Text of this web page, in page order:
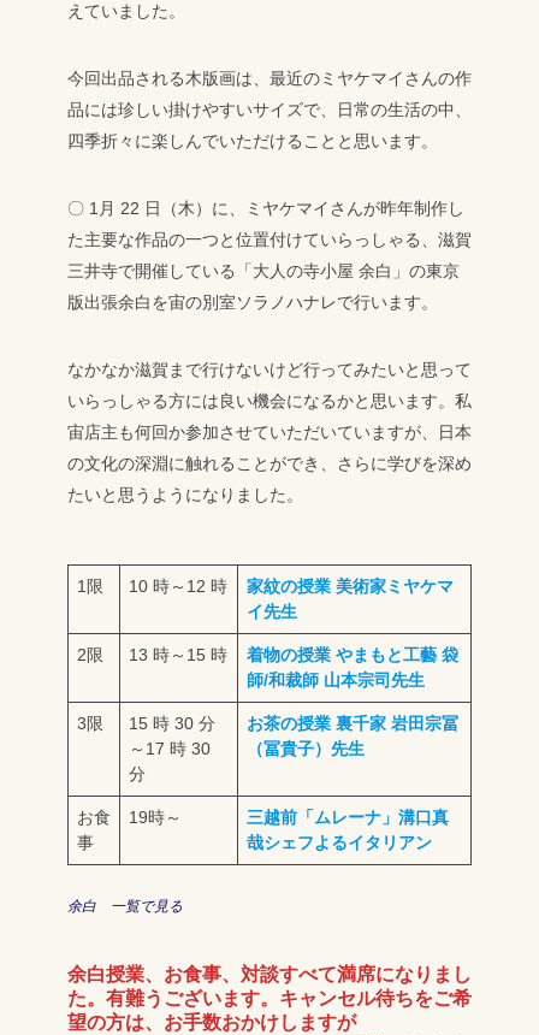
えていました。
今回出品される木版画は、最近のミヤケマイさんの作
品には珍しい掛けやすいサイズで、日常の生活の中、
四季折々に楽しんでいただけることと思います。
〇 1月 22 日（木）に、ミヤケマイさんが昨年制作し
た主要な作品の一つと位置付けていらっしゃる、滋賀
三井寺で開催している「大人の寺小屋 余白」の東京
版出張余白を宙の別室ソラノハナレで行います。
なかなか滋賀まで行けないけど行ってみたいと思って
いらっしゃる方には良い機会になるかと思います。 私
宙店主も何回か参加させていただいていますが、日本
の文化の深淵に触れることができ、さらに学びを深め
たいと思うようになりました。
1限 10 時～12 時
家紋の授業 美術家ミヤケマ
イ先生
2限 13 時～15 時
着物の授業 やまもと工藝 袋
師/和裁師 山本宗司先生
3限
15 時 30 分
～17 時 30
分
お茶の授業 裏千家 岩田宗冨
（冨貴子）先生
お食
事
19時～
三越前「ムレーナ」溝口真
哉シェフよるイタリアン
余白 一覧で見る
余白授業、お食事、対談すべて満席になりまし
た。有難うございます。キャンセル待ちをご希
望の方は、お手数おかけしますが